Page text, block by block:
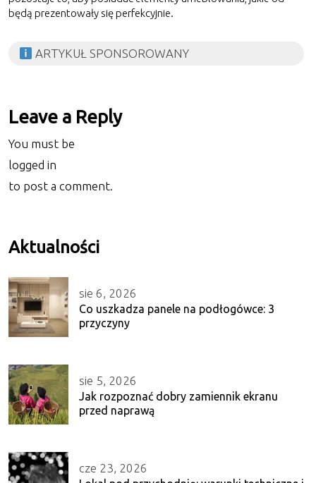
będą prezentowały się perfekcyjnie.
ARTYKUŁ SPONSOROWANY
Leave a Reply
You must be
logged in
to post a comment.
Aktualności
sie 6, 2026
Co uszkadza panele na podłogówce: 3
przyczyny
sie 5, 2026
Jak rozpoznać dobry zamiennik ekranu
przed naprawą
cze 23, 2026